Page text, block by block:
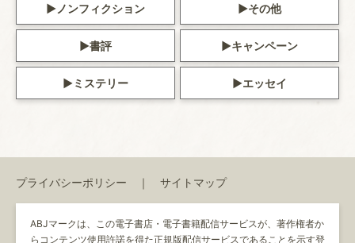
ノンフィクション その他
書評 キャンペーン
ミステリー エッセイ
プライバシーポリシー サイトマップ
ABJマークは、この電子書店・電子書籍配信サービスが、著作権者か
らコンテンツ使用許諾を得た正規版配信サービスであることを示す登